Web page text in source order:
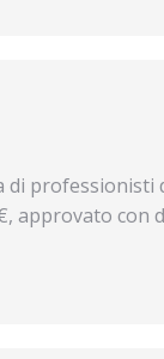
di
approvato con